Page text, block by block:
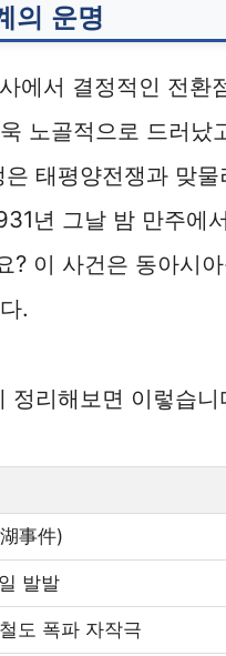
의 운명
에서 결정적인 전환
노골적으로 드러났
태평양전쟁과 맞
년 그날 밤 만주에
? 이 사건은 동아시
.
정리해보면 이렇습니
事件)
발발
도 폭파 자작극